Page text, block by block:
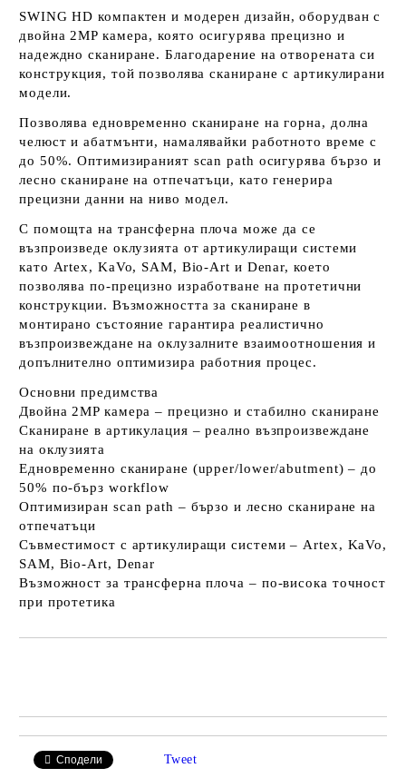
SWING HD компактен и модерен дизайн, оборудван с
двойна 2MP камера, която осигурява прецизно и
надеждно сканиране. Благодарение на отворената си
конструкция, той позволявасканиране с артикулирани
модели.
Позволяваедновременно сканиране на горна, долна
челюст и абатмънти, намалявайки работното време с
до 50%. Оптимизираният scan path осигурява бързо и
лесно сканиране на отпечатъци, като генерира
прецизни данни на ниво модел.
С помощта на трансферна плоча може да се
възпроизведе оклузията от артикулиращи системи
като Artex, KaVo, SAM, Bio-Art и Denar, което
позволявапо-прецизно изработване на протетични
конструкции. Възможността за сканиране в
монтирано състояние гарантира реалистично
възпроизвеждане на оклузалните взаимоотношения и
допълнително оптимизира работния процес.
Основни предимства
Двойна 2MP камера – прецизно и стабилно сканиране
Сканиране в артикулация – реално възпроизвеждане
на оклузията
Едновременно сканиране (upper/lower/abutment) – до
50% по-бърз workflow
Оптимизиран scan path – бързо и лесно сканиране на
отпечатъци
Съвместимост с артикулиращи системи – Artex, KaVo,
SAM, Bio-Art, Denar
Възможност за трансферна плоча – по-висока точност
при протетика
Сподели Tweet